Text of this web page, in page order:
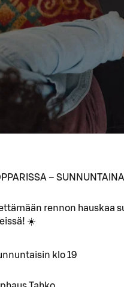
–
rennon hauskaa
☀️
klo 19